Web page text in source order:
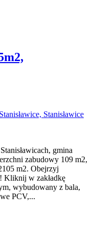
gmina
zabudowy 109 m2,
m2. Obejrzyj
Kliknij w zakładkę
wybudowany z bala,
PCV,...